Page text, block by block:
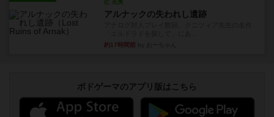
充実
アルナックの失われし遺跡
約17時間前
ボドゲーマのアプリ版はこちら